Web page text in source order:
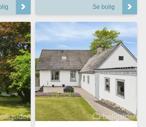
Se bolig